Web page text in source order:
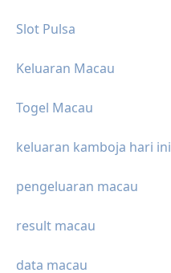
Slot Pulsa
Keluaran Macau
Togel Macau
keluaran kamboja hari ini
pengeluaran macau
result macau
data macau